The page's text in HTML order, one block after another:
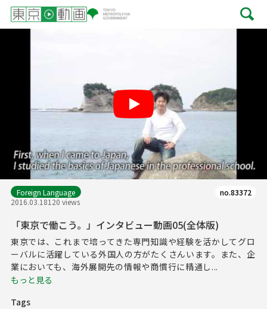
Foreign Language
2016.03.18120 views
no.83372
「東京で働こう。」インタビュー動画05(全体版)
東京では、これまで培ってきた専門知識や経験を活かしてグロ
ーバルに活躍している外国人の方がたくさんいます。また、企
業においても、海外展開先の情報や商慣行に精通し...
もっと見る
Tags